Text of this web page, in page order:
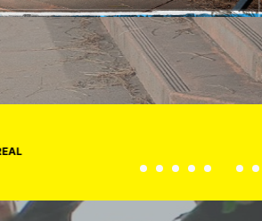
AKIRA OZAWA / 尾澤 彰